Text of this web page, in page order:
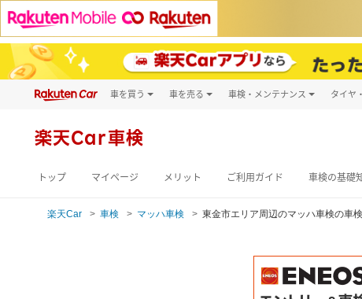
車を買う
新車
車を売る 車検・メンテナンス タイヤ
楽天Car車検
トップ マイページ メリット ご利用ガイド 車検の基礎
楽天Car 車検 マッハ車検 東金市エリア周辺のマッハ車検の車